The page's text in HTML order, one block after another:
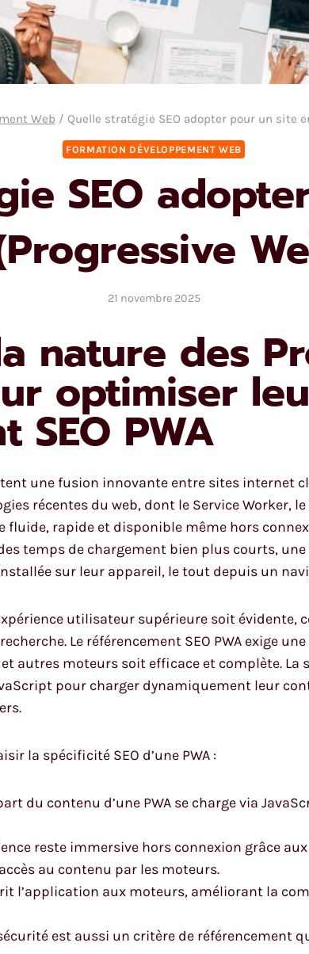
Web / Quelle stratégie SEO adopter pour un site
FORMATION DÉVELOPPEMENT WEB
SEO
21 novembre 2025
nature des
optimiser
SEO PWA
une fusion innovante entre sites internet
récentes du web, dont le Service Worker,
fluide, rapide et disponible même hors
temps de chargement bien plus courts,
sur leur appareil, le tout depuis un
utilisateur supérieure soit
Le référencement SEO PWA exige
autres moteurs soit efficace et complète.
pour charger dynamiquement leur
la spécificité SEO d’une PWA :
du contenu d’une PWA se charge via
reste immersive hors connexion grâce
au contenu par les moteurs.
l’application aux moteurs, améliorant la
est aussi un critère de référencement